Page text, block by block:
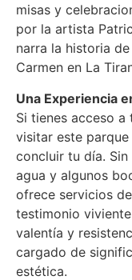
misas y
por la artista
narra la historia
Carmen en La
Una Experiencia
Si tienes acceso
visitar este
concluir tu día.
agua y algunos
ofrece servicios
testimonio
valentía y
cargado de
estética.